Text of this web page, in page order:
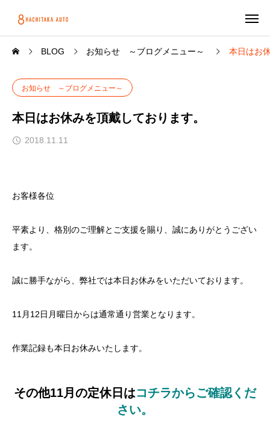
BLOG お知らせ ～ブログメニュー～ 本日はお
お知らせ ～ブログメニュー～
本日はお休みを頂戴しております。
2018.11.11
お客様各位
平素より、格別のご理解とご支援を賜り、誠にありがとうござい
ます。
誠に勝手ながら、弊社では本日お休みをいただいております。
11月12日月曜日からは通常通り営業となります。
作業記録も本日お休みいたします。
その他11月の定休日はコチラからご確認くだ
さい。